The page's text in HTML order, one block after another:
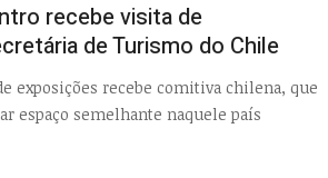
recebe visita de
de Turismo do Chile
exposições recebe comitiva chilena, que
espaço semelhante naquele país